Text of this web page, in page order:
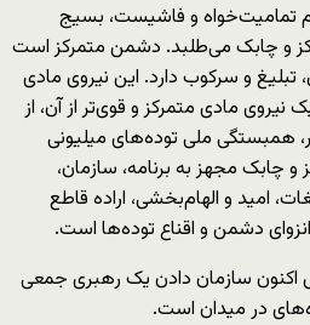
تمامیت‌خواه و فاشیست، بسیج
و چابک می‌طلبد. دشمن متمرکز است
تبلیغ و سرکوب دارد. این نیروی مادی
مادی متمرکز و قوی‌تر از آن، از
همبستگی ملی توده‌های میلیونی
چابک مجهز به برنامه، سازمان،
امید و الهام‌بخشی، اراده قاطع
دشمن و اقناع توده‌ها است.
اکنون سازمان دادن یک رهبری جمعی
در میدان است.